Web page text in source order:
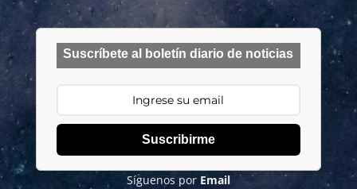
Suscríbete al boletín diario de noticias
Suscribirme
Síguenos por Email